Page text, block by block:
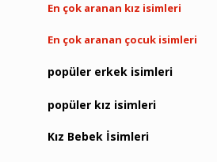
En çok aranan kız isimleri
En çok aranan çocuk isimleri
popüler erkek isimleri
popüler kız isimleri
Kız Bebek İsimleri